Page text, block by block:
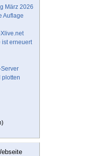
März 2026
Auflage
ist erneuert
plotten